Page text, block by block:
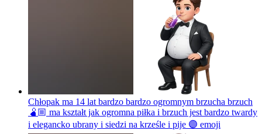
Chłopak ma 14 lat bardzo bardzo ogromnym brzucha brzuch
🫄🏼 ma kształt jak ogromna piłka i brzuch jest bardzo twardy
i elegancko ubrany i siedzi na krześle i pije 🟣 emoji